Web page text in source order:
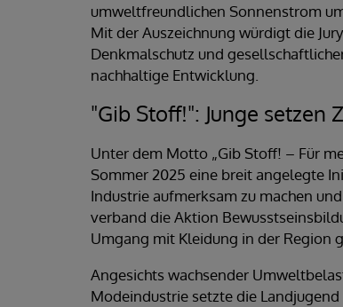
umweltfreundlichen Sonnenstrom
Mit der Auszeichnung würdigt die
Denkmalschutz und
nachhaltige Entwicklung.
"Gib Stoff!": Junge setzen
Unter dem Motto „Gib Stoff! – Für
Sommer 2025 eine breit angelegte
Industrie aufmerksam zu machen
verband die Aktion
Umgang mit Kleidung in der Region
Angesichts wachsender
Modeindustrie setzte die